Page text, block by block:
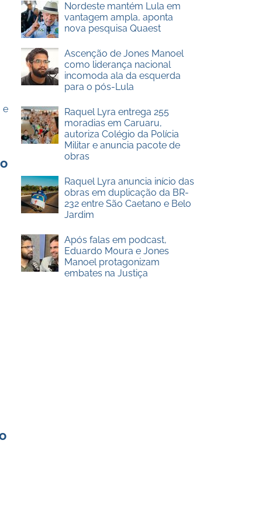
e
Nordeste mantém Lula em
vantagem ampla, aponta
nova pesquisa Quaest
Ascenção de Jones Manoel
como liderança nacional
incomoda ala da esquerda
para o pós-Lula
Raquel Lyra entrega 255
moradias em Caruaru,
autoriza Colégio da Polícia
Militar e anuncia pacote de
obras
Raquel Lyra anuncia início das
obras em duplicação da BR-
232 entre São Caetano e Belo
Jardim
Após falas em podcast,
Eduardo Moura e Jones
Manoel protagonizam
embates na Justiça